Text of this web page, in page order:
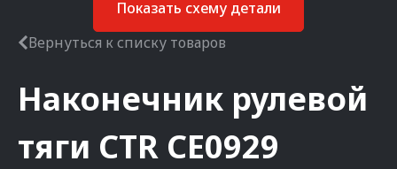
Показать схему детали
Вернуться к списку товаров
Наконечник рулевой
тяги CTR CE0929